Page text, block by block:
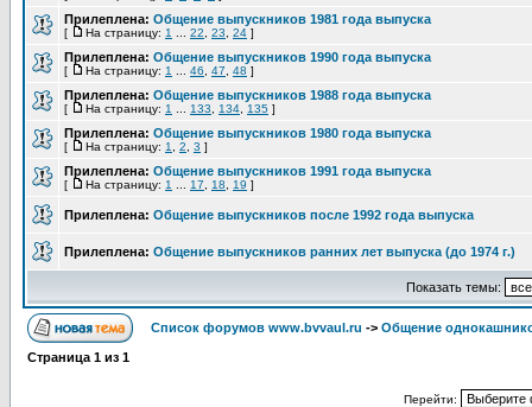
Прилеплена: Общение выпускников 1981 года выпуска
[ На страницу: 1 22 23 24 ]
Прилеплена: Общение выпускников 1990 года выпуска
[ На страницу: 1 46 47 48 ]
Прилеплена: Общение выпускников 1988 года выпуска
[ На страницу: 1 133 134 135 ]
Прилеплена: Общение выпускников 1980 года выпуска
[ На страницу: 1 2 3 ]
Прилеплена: Общение выпускников 1991 года выпуска
[ На страницу: 1 17 18 19 ]
Прилеплена: Общение выпускников после 1992 года выпуска
Прилеплена: Общение выпускников ранних лет выпуска (до 1974 г.)
Показать темы:
Список форумов www.bvvaul.ru -> Общение
Страница 1 из 1
Перейти: